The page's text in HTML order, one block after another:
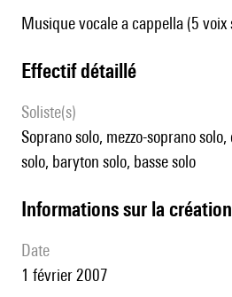
Musique vocale a cappella (5 voix
effectif détaillé
Soliste(s)
soprano solo, mezzo-soprano solo, contre-ténor solo, ténor
solo, baryton solo, basse solo
informations sur la création
date
1 février 2007